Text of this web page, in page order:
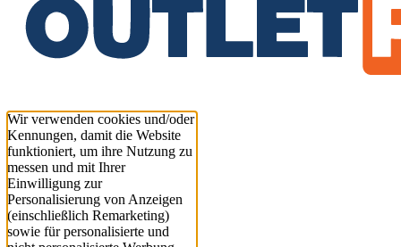
Wir verwenden cookies und/oder
Kennungen, damit die Website
funktioniert, um ihre Nutzung zu
messen und mit Ihrer
Einwilligung zur
Personalisierung von Anzeigen
(einschließlich Remarketing)
sowie für personalisierte und